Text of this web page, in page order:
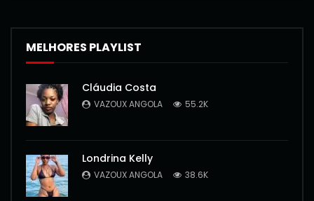
MELHORES PLAYLIST
Cláudia Costa
VAZOUX ANGOLA 55.2K
Londrina Kelly
VAZOUX ANGOLA 38.6K